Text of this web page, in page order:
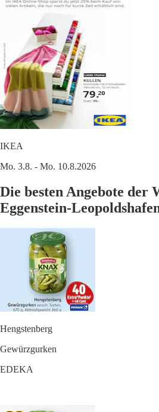
IKEA
Mo. 3.8. - Mo. 10.8.2026
Die besten Angebote der
Eggenstein-
Hengstenberg
Gewürzgurken
EDEKA